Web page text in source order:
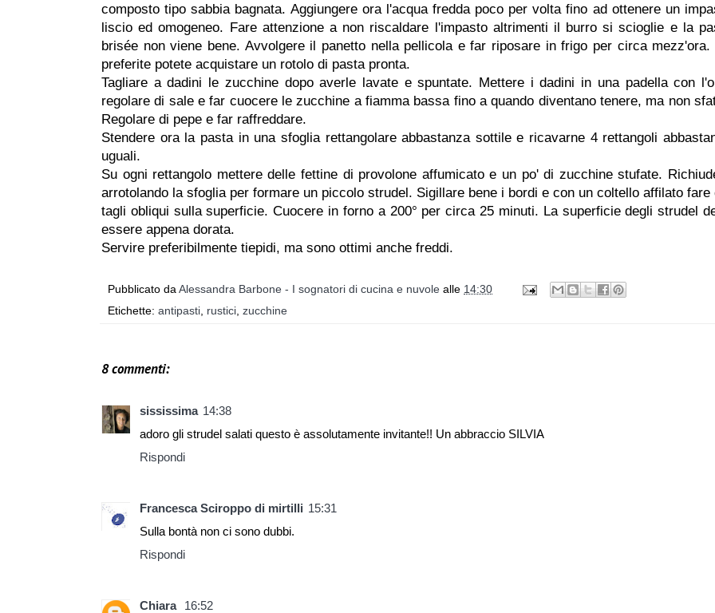
composto tipo sabbia bagnata. Aggiungere ora l'acqua fredda poco per volta fino ad ottenere un
liscio ed omogeneo. Fare attenzione a non riscaldare l'impasto altrimenti il burro si scioglie e la
brisée non viene bene. Avvolgere il panetto nella pellicola e far riposare in frigo per circa mezz'ora.
preferite potete acquistare un rotolo di pasta pronta.
Tagliare a dadini le zucchine dopo averle lavate e spuntate. Mettere i dadini in una padella con
regolare di sale e far cuocere le zucchine a fiamma bassa fino a quando diventano tenere, ma non
Regolare di pepe e far raffreddare.
Stendere ora la pasta in una sfoglia rettangolare abbastanza sottile e ricavarne 4 rettangoli
uguali.
Su ogni rettangolo mettere delle fettine di provolone affumicato e un po' di zucchine stufate.
arrotolando la sfoglia per formare un piccolo strudel. Sigillare bene i bordi e con un coltello affilato fare
tagli obliqui sulla superficie. Cuocere in forno a 200° per circa 25 minuti. La superficie degli strudel
essere appena dorata.
Servire preferibilmente tiepidi, ma sono ottimi anche freddi.
Pubblicato da Alessandra Barbone - I sognatori di cucina e nuvole alle 14:30
Etichette: antipasti, rustici, zucchine
8 commenti:
sississima 14:38
adoro gli strudel salati questo è assolutamente invitante!! Un abbraccio SILVIA
Rispondi
Francesca Sciroppo di mirtilli 15:31
Sulla bontà non ci sono dubbi.
Rispondi
Chiara 16:52